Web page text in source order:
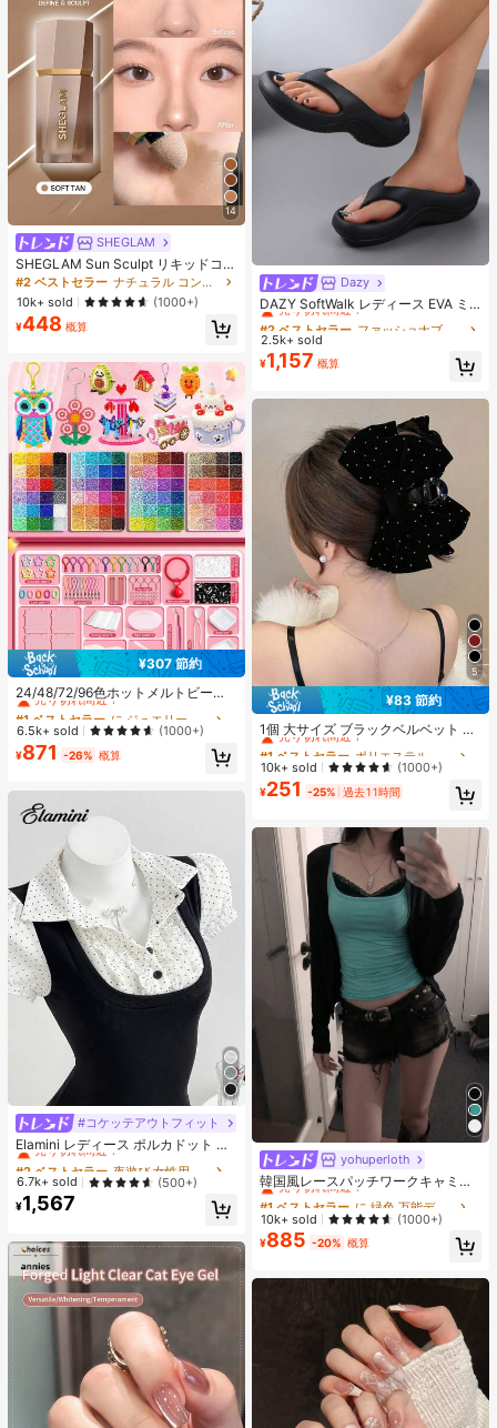
14
SHEGLAM
SHEGLAM Sun Sculpt リキッドコン
ター-Soft Tan ノーズシャドウ シェ
ーディング 女性と女の子のためのブ
ランドビューティーコスメメイクア
ップ
#2 ベストセラー
ナチュラル コントゥア＆ブロンザー
10k+ sold
(1000+)
¥448 概算
¥307 節約
24/48/72/96色ホットメルトビーズ
クリエイティブクラフトセット、ス
クエアペグボード、多層収納ボック
ス、アイロンペーパー、カラフルな
キーチェーン、装飾アクセサリー、
ハンギングロープ付き、DIY愛好家
フト、誕生日ギフトを手作りできま
す。
#1 ベストセラー
に ジュエリー製作セット
売り切れ間近！
#1 ベストセラー
売り切れ間近！
#1 ベストセラー
売り切れ間近！
#1 ベストセラー
6.5k+ sold (1000+)
¥871 -26% 概算
#コケッテアウトフィット
Elamini レディース ポルカドット パ
ッチワーク レーストリム 配色 ウエ
スト ショートスリーブ トップス 夏
用
#2 ベストセラー
夜遊び 女性用ブラウス
売り切れ間近！
#2 ベストセラー
売り切れ間近！
#2 ベストセラー
売り切れ間近！
#2 ベストセラー
6.7k+ sold (500+)
¥1,567
Dazy
DAZY SoftWalk レディース EVA ミ
ッドヒールプラットフォームビーチ
サンダル - 超軽量、通気性、快適、
滑り止め、柔らかいソール、ミニマ
ルデザイン、ビーチ、休暇、家庭で
の自由時間、デイリー着用に適し、
オールシーズン、スリップオン、無
#2 ベストセラー
売り切れ間近！
#2 ベストセラー
売り切れ間近！
#2 ベストセラー
売り切れ間近！
#2 ベストセラー
2.5k+ sold
¥1,157 概算
5
¥83 節約
1個 大サイズ ブラックベルベット リ
ボン ヘアクリップ クリスタルライン
ストーン装飾付き、エレガントな二
重レイヤー フロック加工リボン レデ
ィース用
#1 ベストセラー
ポリエステル 髪の爪
売り切れ間近！
#1 ベストセラー
売り切れ間近！
#1 ベストセラー
売り切れ間近！
#1 ベストセラー
10k+ sold (1000+)
¥251 -25% 過去11時間
yohuperloth
韓国風レースパッチワークキャミソ
ールタンクトップ、Y2Kエステティ
ック、ストリートウェアカジュアル
サマー
#1 ベストセラー
売り切れ間近！
#1 ベストセラー
売り切れ間近！
#1 ベストセラー
売り切れ間近！
#1 ベストセラー
10k+ sold (1000+)
¥885 -20% 概算